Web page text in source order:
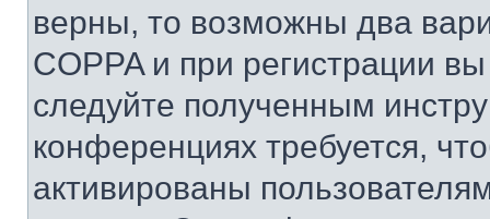
верны, то возможны два
COPPA и при регистрации
следуйте полученным
конференциях требуется,
активированы